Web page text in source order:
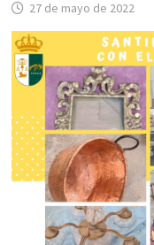
27 de mayo de 2022